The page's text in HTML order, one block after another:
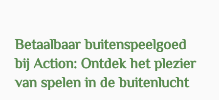
Betaalbaar buitenspeelgoed
bij Action: Ontdek het plezier
van spelen in de buitenlucht